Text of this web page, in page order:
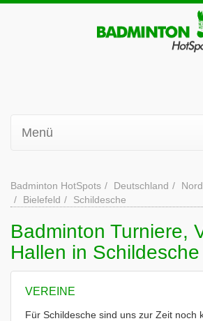
Menü
Badminton HotSpots Deutschland
Bielefeld
Schildesche
Badminton Turniere,
Hallen in Schildesche
VEREINE
Für Schildesche sind uns zur Zeit noch